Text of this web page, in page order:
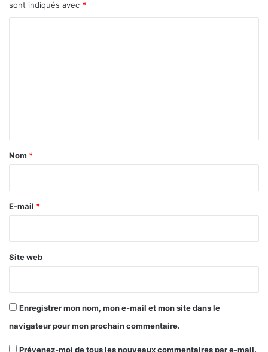
sont indiqués avec *
a
e
Nom *
E-mail *
Site web
Enregistrer mon nom, mon e-mail et mon site dans le
navigateur pour mon prochain commentaire.
Prévenez-moi de tous les nouveaux commentaires par e-mail.